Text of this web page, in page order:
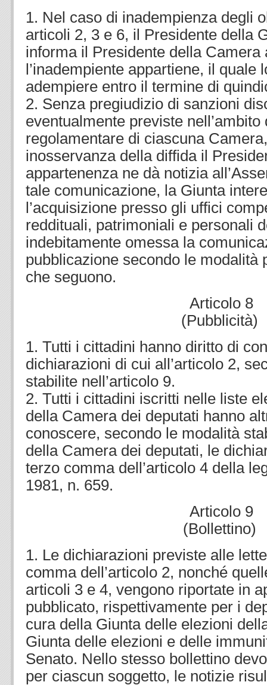
1. Nel caso di inadempienza degli
articoli 2, 3 e 6, il Presidente della
informa il Presidente della Camera
l’inadempiente appartiene, il quale
adempiere entro il termine di
2. Senza pregiudizio di sanzioni
eventualmente previste nell’ambito
regolamentare di ciascuna
inosservanza della diffida il
appartenenza ne dà notizia
tale comunicazione, la Giunta
l’acquisizione presso gli uffici
reddituali, patrimoniali e personali
indebitamente omessa la
pubblicazione secondo le modalità
che seguono.
Articolo 8
(Pubblicità)
1. Tutti i cittadini hanno diritto di
dichiarazioni di cui all’articolo 2,
stabilite nell’articolo 9.
2. Tutti i cittadini iscritti nelle liste
della Camera dei deputati hanno
conoscere, secondo le modalità
della Camera dei deputati, le
terzo comma dell’articolo 4 della
1981, n. 659.
Articolo 9
(Bollettino)
1. Le dichiarazioni previste alle
comma dell’articolo 2, nonché
articoli 3 e 4, vengono riportate in
pubblicato, rispettivamente per i
cura della Giunta delle elezioni
Giunta delle elezioni e delle
Senato. Nello stesso bollettino
per ciascun soggetto, le notizie